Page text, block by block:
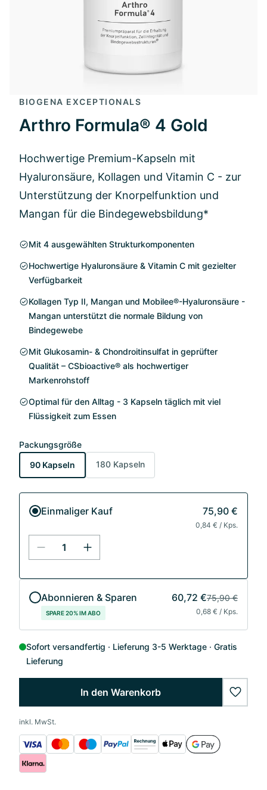
BIOGENA EXCEPTIONALS
Arthro Formula® 4 Gold
Hochwertige Premium-Kapseln mit
Hyaluronsäure, Kollagen und Vitamin C - zur
Unterstützung der Knorpelfunktion und
Mangan für die Bindegewebsbildung*
Mit 4 ausgewählten Strukturkomponenten
Hochwertige Hyaluronsäure & Vitamin C mit gezielter
Verfügbarkeit
Kollagen Typ II, Mangan und Mobilee®-Hyaluronsäure -
Mangan unterstützt die normale Bildung von
Bindegewebe
Mit Glukosamin- & Chondroitinsulfat in geprüfter
Qualität – CSbioactive® als hochwertiger
Markenrohstoff
Optimal für den Alltag - 3 Kapseln täglich mit viel
Flüssigkeit zum Essen
Packungsgröße
90 Kapseln
180 Kapseln
Einmaliger Kauf 75,90 €
0,84 € / Kps.
Abonnieren & Sparen
SPARE 20% IM ABO
60,72 €75,90 €
0,68 € / Kps.
Sofort versandfertig Lieferung 3-5 Werktage
Gratis
Lieferung
In den Warenkorb
inkl. MwSt.